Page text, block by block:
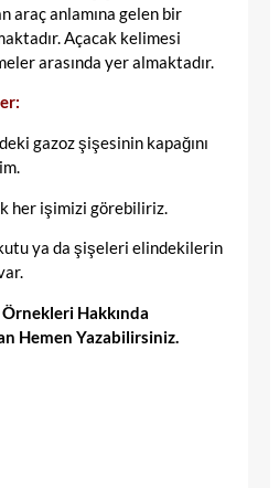
araç anlamına gelen bir
Açacak kelimesi
arasında yer almaktadır.
gazoz şişesinin kapağını
her işimizi görebiliriz.
ya da şişeleri elindekilerin
Hakkında
Hemen Yazabilirsiniz.